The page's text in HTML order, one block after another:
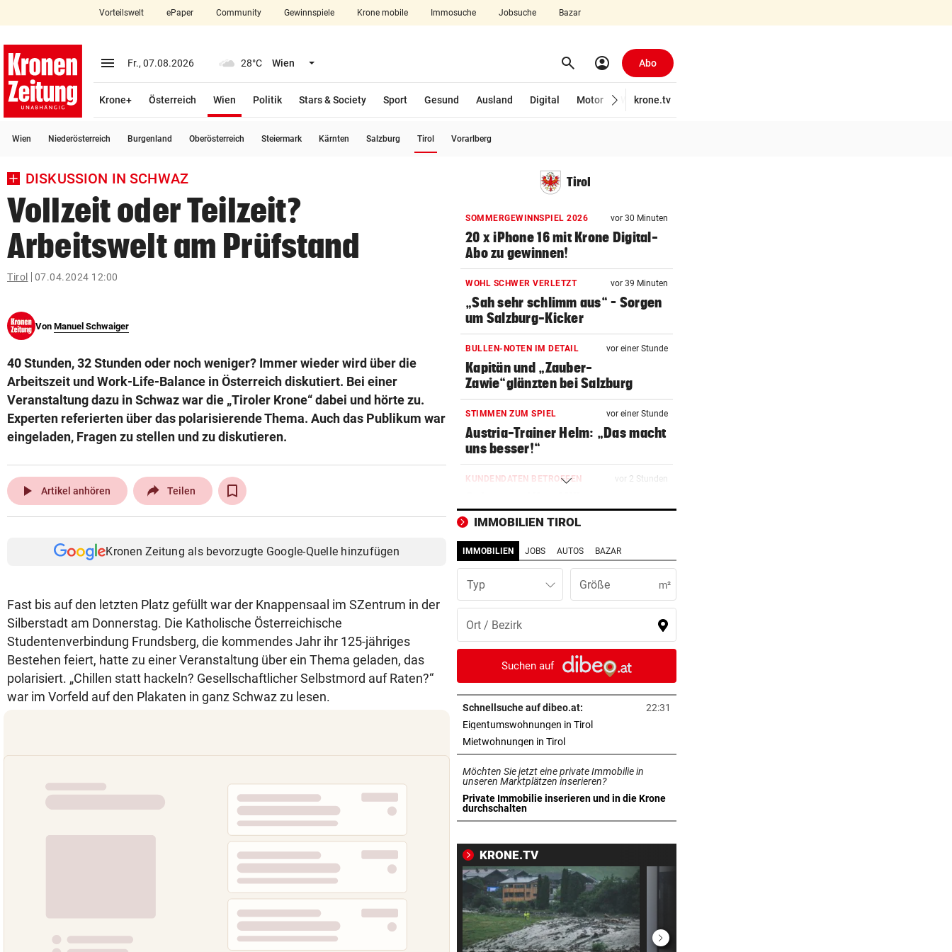
closeSchließen
account_circle Anmelden
arrow_right
bookmark
search
Suchbegriff
eingeben
© Krone Multimedia GmbH & Co KG 2026
Vorteilswelt ePaper Community Gewinnspiele Krone mobile Immosuche Jobsuche Bazar
menu Menü aufklappen
Fr., 07.08.2026 28°C Wien Menü aufklappen search Suchen
account_circle Abo
Krone+ Österreich Wien
Politik
Stars & Society Sport Gesund Ausland Digital Motor Wirtschaft
krone.tv
Wien Niederösterreich Burgenland Oberösterreich Steiermark Kärnten Salzburg Tirol Vorarlberg
DISKUSSION IN SCHWAZ
Vollzeit oder Teilzeit?
Arbeitswelt am Prüfstand
Tirol 07.04.2024 12:00
Von Manuel Schwaiger
40 Stunden, 32 Stunden oder noch weniger? Immer wieder wird über die
Arbeitszeit und Work-Life-Balance in Österreich diskutiert. Bei einer
Veranstaltung dazu in Schwaz war die „Tiroler Krone“ dabei und hörte zu.
Experten referierten über das polarisierende Thema. Auch das Publikum war
eingeladen, Fragen zu stellen und zu diskutieren.
play_arrow Artikel anhören Teilen
Kronen Zeitung als bevorzugte Google-Quelle hinzufügen
Fast bis auf den letzten Platz gefüllt war der Knappensaal im SZentrum in der
Silberstadt am Donnerstag. Die Katholische Österreichische
Studentenverbindung Frundsberg, die kommendes Jahr ihr 125-jähriges
Bestehen feiert, hatte zu einer Veranstaltung über ein Thema geladen, das
polarisiert. „Chillen statt hackeln? Gesellschaftlicher Selbstmord auf Raten?“
war im Vorfeld auf den Plakaten in ganz Schwaz zu lesen.
Tirol
SOMMERGEWINNSPIEL 2026 vor 30 Minuten
20 x iPhone 16 mit Krone Digital-
Abo zu gewinnen!
WOHL SCHWER VERLETZT vor 39 Minuten
„Sah sehr schlimm aus“ – Sorgen
um Salzburg-Kicker
BULLEN-NOTEN IM DETAIL vor einer Stunde
Kapitän und „Zauber-
Zawie“glänzten bei Salzburg
STIMMEN ZUM SPIEL vor einer Stunde
Austria-Trainer Helm: „Das macht
uns besser!“
KUNDENDATEN BETROFFEN vor 2 Stunden
Schmuckhändler Frey Wille
EUROPA-LEAGUE-QUALI
Joker Tabakovic führt Salzburg zu
Last-Minute-Sieg
PALÄSTINENSER GETÖTET vor 2 Stunden
Erste Anklage gegen Israeli seit
Gaza-Krieg
vor 2 Stunden
Sportboss Katzer: „Fahren
superhappy nach Hause“
ORKAN, KEIN STROM & CO
Skurrilitäten in der Red Bull Arena
häufen sich
WASSERSPRINGEN vor 3 Stunden
Knoll bei EM Achter vom Turm ++
SCHON NÄCHSTE SAISON vor 3 Stunden
F1-Boss verrät: Es wird mehr
Sprintrennen geben
FREISPRÜCHE REGEN AUF vor 3 Stunden
IMMOBILIEN TIROL
IMMOBILIEN JOBS AUTOS BAZAR
Typ m²
Suchen auf
Schnellsuche auf dibeo.at:
22:31
Eigentumswohnungen in Tirolin neuem Tab öffnen
Mietwohnungen in Tirolin neuem Tab öffnen
Möchten Sie jetzt eine private Immobilie in
unseren Marktplätzen inserieren?
Private Immobilie inserieren und in die Krone
durchschalten
in neuem Tab öffnen
KRONE.TV